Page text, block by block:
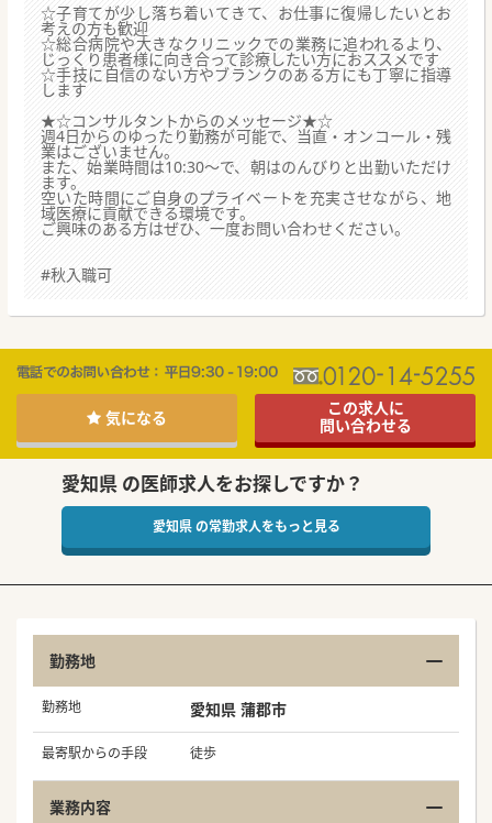
☆子育てが少し落ち着いてきて、お仕事に復帰したいとお
考えの方も歓迎
☆総合病院や大きなクリニックでの業務に追われるより、
じっくり患者様に向き合って診療したい方におススメです
☆手技に自信のない方やブランクのある方にも丁寧に指導
します
★☆コンサルタントからのメッセージ★☆
週4日からのゆったり勤務が可能で、当直・オンコール・残
業はございません。
また、始業時間は10:30～で、朝はのんびりと出勤いただけ
ます。
空いた時間にご自身のプライベートを充実させながら、地
域医療に貢献できる環境です。
ご興味のある方はぜひ、一度お問い合わせください。
#秋入職可
気になる
この求人に
問い合わせる
愛知県 の医師求人をお探しですか？
愛知県 の常勤求人をもっと見る
勤務地
勤務地 愛知県 蒲郡市
最寄駅からの手段 徒歩
業務内容